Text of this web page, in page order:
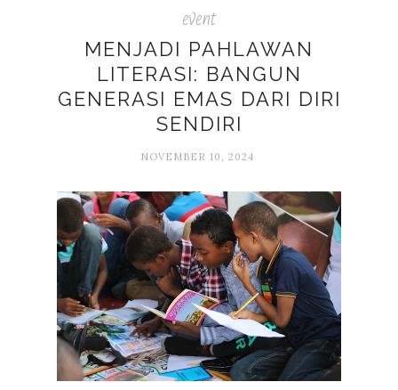
event
MENJADI PAHLAWAN
LITERASI: BANGUN
GENERASI EMAS DARI DIRI
SENDIRI
NOVEMBER 10, 2024